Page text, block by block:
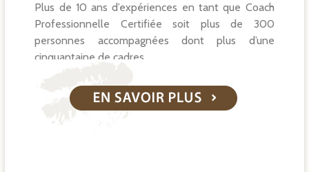
Plus de 10 ans d’expériences en tant que Coach
Professionnelle Certifiée soit plus de 300
personnes accompagnées dont plus d’une
cinquantaine de cadres.